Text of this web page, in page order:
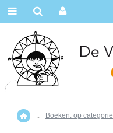
Home
:: Boeken: op categorie